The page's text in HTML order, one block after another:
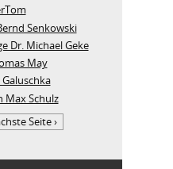
Senkowski
Dr. Michael Geke
May
Max Schulz
Seite ›